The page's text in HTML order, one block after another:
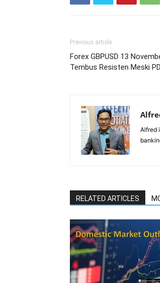
Previous article
Forex GBPUSD 13
Tembus Resisten Meski
Alfred
RELATED ARTICLES